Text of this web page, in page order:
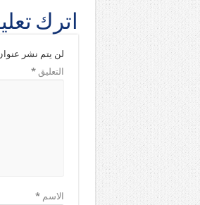
اترك
لن يتم نشر
التعليق*
الاسم*